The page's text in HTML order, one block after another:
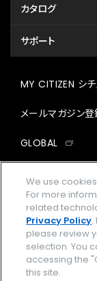
カタログ
サポート
MY CITIZEN シ
メールマガジン登
GLOBAL
プラ
We use
For more
related
Privacy Policy.
please review
selection. You
accessing the
this site.